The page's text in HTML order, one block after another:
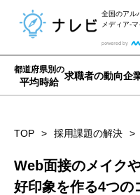
全国のアル
メディア-
都道府県別の
平均時給
求職者の動向企
TOP 採用課題の解決
Web面接のメイク
好印象を作る4つの